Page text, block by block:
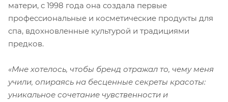
матери, с 1998 года она создала первые
профессиональные и косметические продукты для
спа, вдохновленные культурой и традициями
предков.
«Мне хотелось, чтобы бренд отражал то, чему меня
учили, опираясь на бесценные секреты красоты:
уникальное сочетание чувственности и